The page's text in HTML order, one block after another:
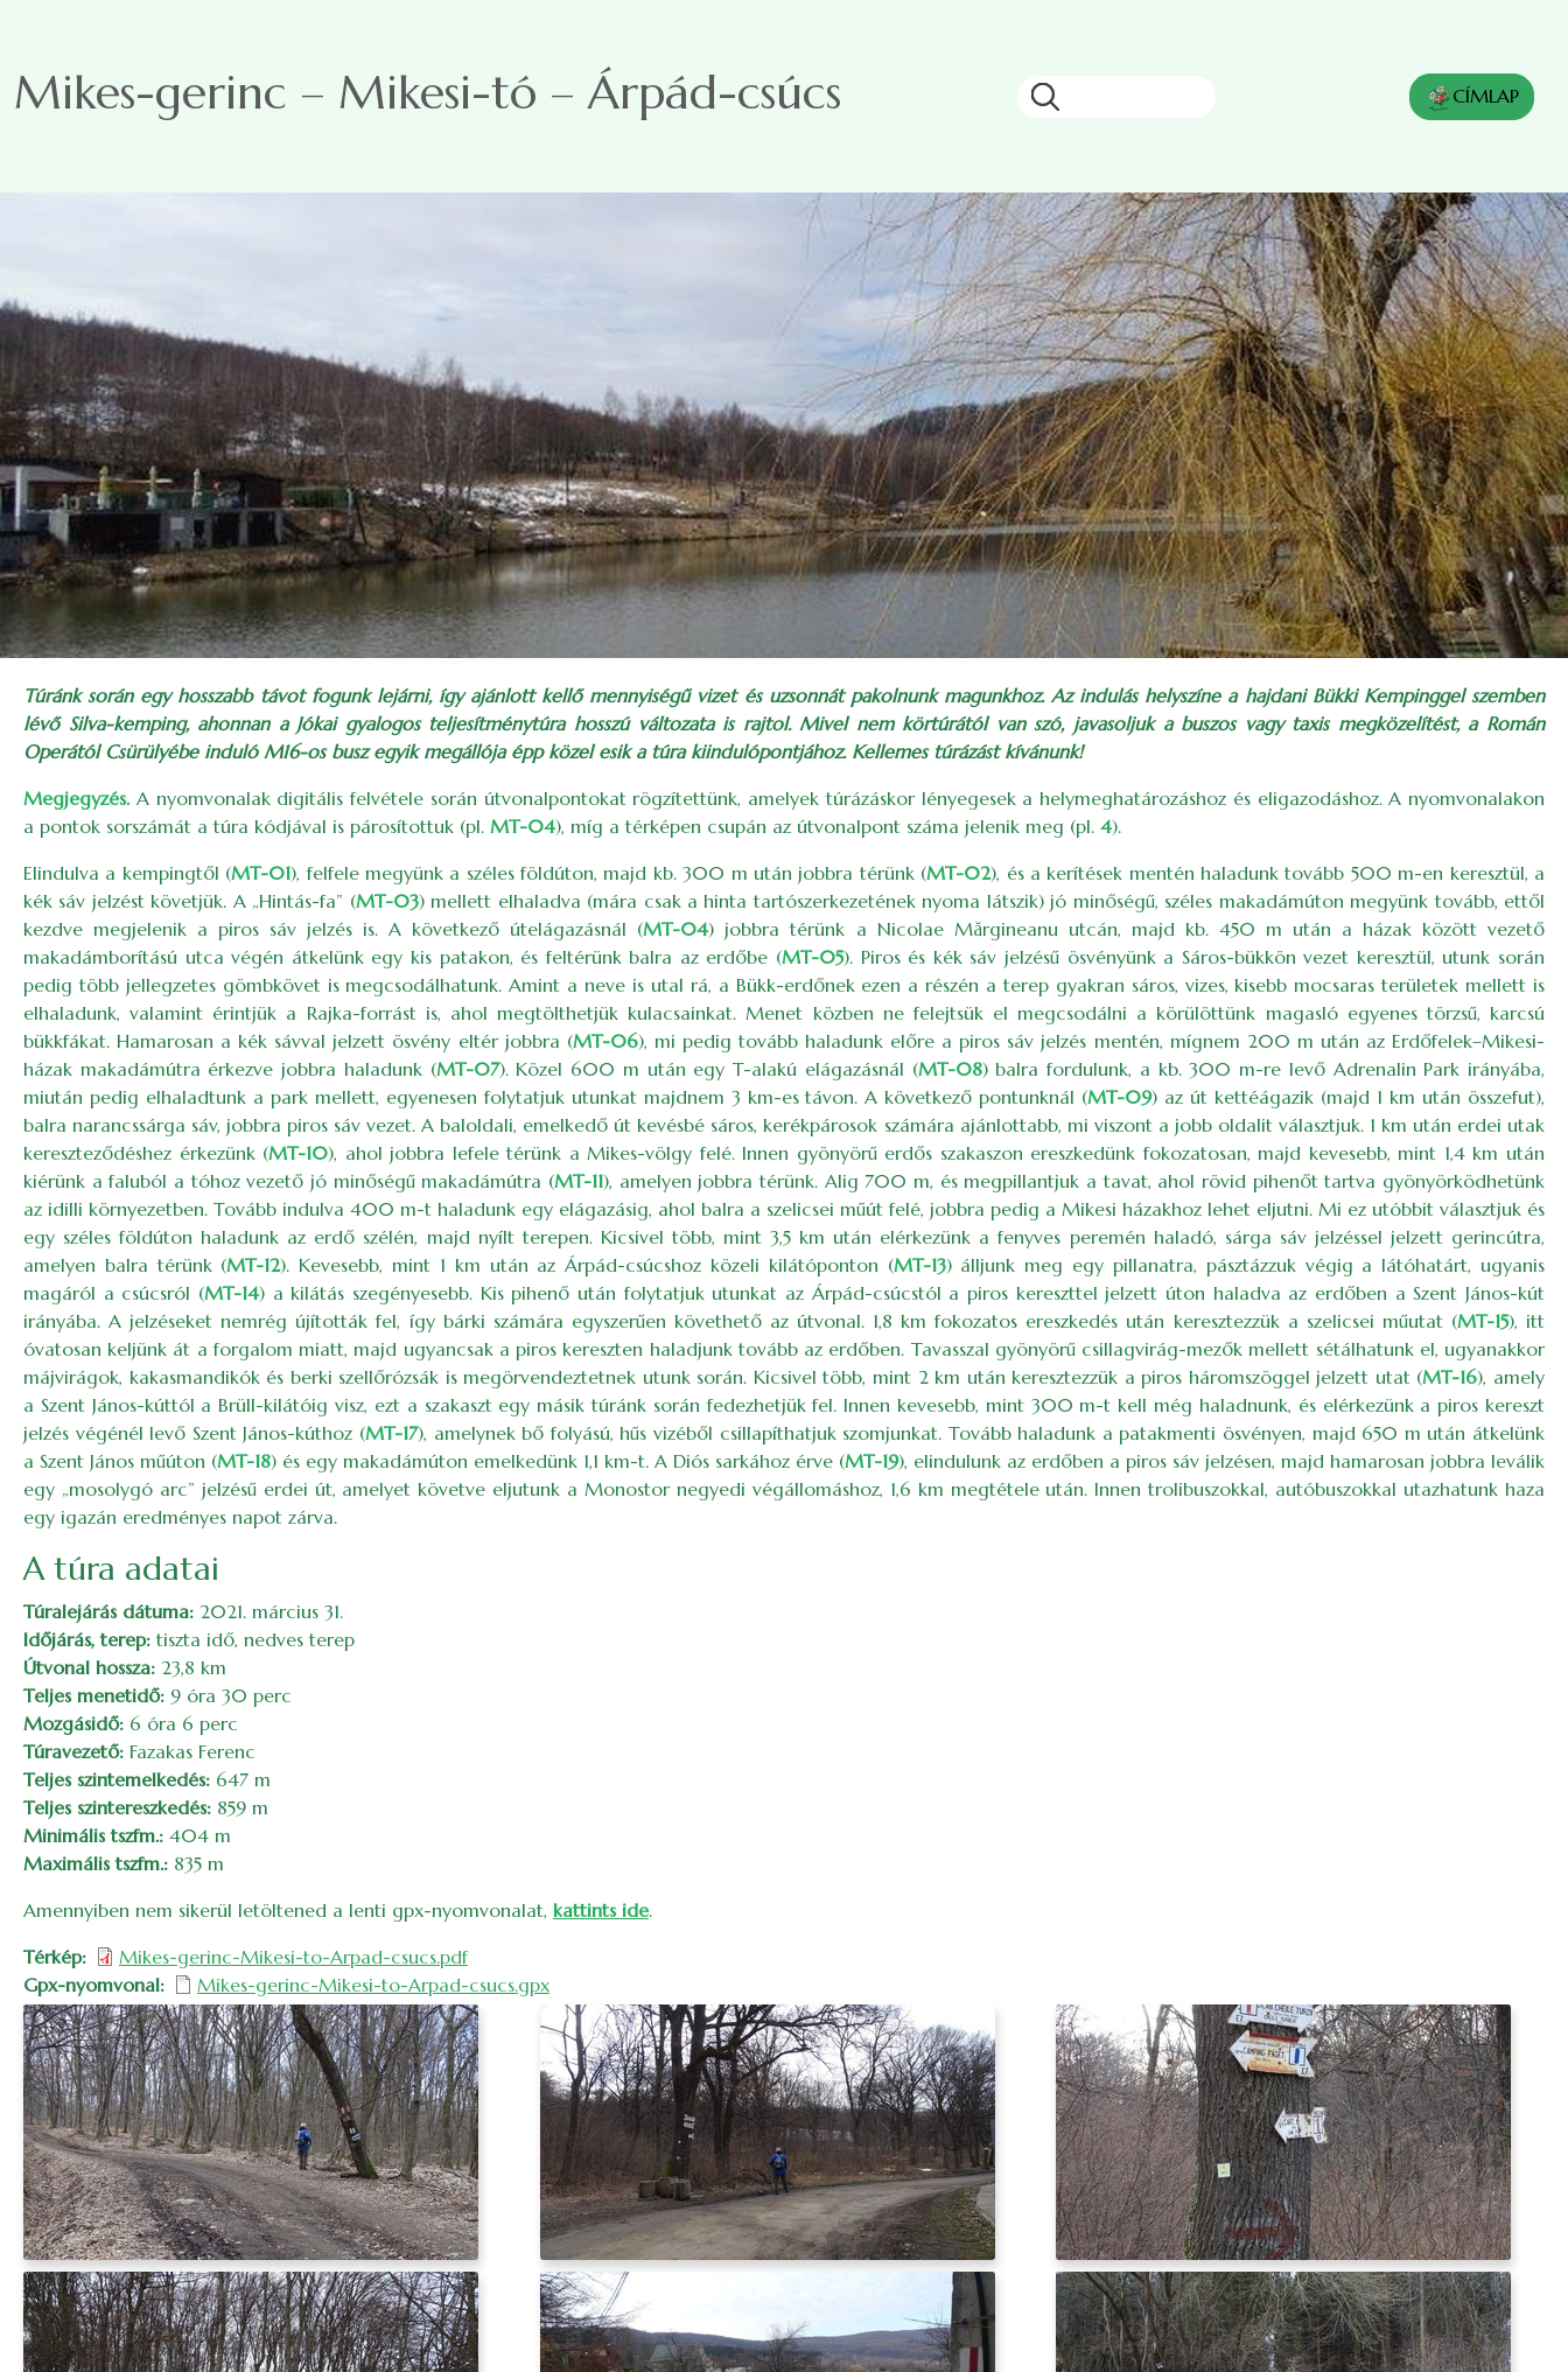
Mikes-gerinc – Mikesi-tó – Árpád-csúcs CÍMLAP
Túránk során egy hosszabb távot fogunk lejárni, így ajánlott kellő mennyiségű vizet és uzsonnát pakolnunk magunkhoz. Az indulás helyszíne a hajdani Bükki Kempinggel szemben
lévő Silva-kemping, ahonnan a Jókai gyalogos teljesítménytúra hosszú változata is rajtol. Mivel nem körtúrától van szó, javasoljuk a buszos vagy taxis megközelítést, a Román
Operától Csürülyébe induló M16-os busz egyik megállója épp közel esik a túra kiindulópontjához. Kellemes túrázást kívánunk!
Megjegyzés. A nyomvonalak digitális felvétele során útvonalpontokat rögzítettünk, amelyek túrázáskor lényegesek a helymeghatározáshoz és eligazodáshoz. A nyomvonalakon
a pontok sorszámát a túra kódjával is párosítottuk (pl. MT-04), míg a térképen csupán az útvonalpont száma jelenik meg (pl. 4).
Elindulva a kempingtől (MT-01), felfele megyünk a széles földúton, majd kb. 300 m után jobbra térünk (MT-02), és a kerítések mentén haladunk tovább 500 m-en keresztül, a
kék sáv jelzést követjük. A „Hintás-fa” (MT-03) mellett elhaladva (mára csak a hinta tartószerkezetének nyoma látszik) jó minőségű, széles makadámúton megyünk tovább, ettől
kezdve megjelenik a piros sáv jelzés is. A következő útelágazásnál (MT-04) jobbra térünk a Nicolae Mărgineanu utcán, majd kb. 450 m után a házak között vezető
makadámborítású utca végén átkelünk egy kis patakon, és feltérünk balra az erdőbe (MT-05). Piros és kék sáv jelzésű ösvényünk a Sáros-bükkön vezet keresztül, utunk során
pedig több jellegzetes gömbkövet is megcsodálhatunk. Amint a neve is utal rá, a Bükk-erdőnek ezen a részén a terep gyakran sáros, vizes, kisebb mocsaras területek mellett is
elhaladunk, valamint érintjük a Rajka-forrást is, ahol megtölthetjük kulacsainkat. Menet közben ne felejtsük el megcsodálni a körülöttünk magasló egyenes törzsű, karcsú
bükkfákat. Hamarosan a kék sávval jelzett ösvény eltér jobbra (MT-06), mi pedig tovább haladunk előre a piros sáv jelzés mentén, mígnem 200 m után az Erdőfelek–Mikesi-
házak makadámútra érkezve jobbra haladunk (MT-07). Közel 600 m után egy T-alakú elágazásnál (MT-08) balra fordulunk, a kb. 300 m-re levő Adrenalin Park irányába,
miután pedig elhaladtunk a park mellett, egyenesen folytatjuk utunkat majdnem 3 km-es távon. A következő pontunknál (MT-09) az út kettéágazik (majd 1 km után összefut),
balra narancssárga sáv, jobbra piros sáv vezet. A baloldali, emelkedő út kevésbé sáros, kerékpárosok számára ajánlottabb, mi viszont a jobb oldalit választjuk. 1 km után erdei utak
kereszteződéshez érkezünk (MT-10), ahol jobbra lefele térünk a Mikes-völgy felé. Innen gyönyörű erdős szakaszon ereszkedünk fokozatosan, majd kevesebb, mint 1,4 km után
kiérünk a faluból a tóhoz vezető jó minőségű makadámútra (MT-11), amelyen jobbra térünk. Alig 700 m, és megpillantjuk a tavat, ahol rövid pihenőt tartva gyönyörködhetünk
az idilli környezetben. Tovább indulva 400 m-t haladunk egy elágazásig, ahol balra a szelicsei műút felé, jobbra pedig a Mikesi házakhoz lehet eljutni. Mi ez utóbbit választjuk és
egy széles földúton haladunk az erdő szélén, majd nyílt terepen. Kicsivel több, mint 3,5 km után elérkezünk a fenyves peremén haladó, sárga sáv jelzéssel jelzett gerincútra,
amelyen balra térünk (MT-12). Kevesebb, mint 1 km után az Árpád-csúcshoz közeli kilátóponton (MT-13) álljunk meg egy pillanatra, pásztázzuk végig a látóhatárt, ugyanis
magáról a csúcsról (MT-14) a kilátás szegényesebb. Kis pihenő után folytatjuk utunkat az Árpád-csúcstól a piros kereszttel jelzett úton haladva az erdőben a Szent János-kút
irányába. A jelzéseket nemrég újították fel, így bárki számára egyszerűen követhető az útvonal. 1,8 km fokozatos ereszkedés után keresztezzük a szelicsei műutat (MT-15), itt
óvatosan keljünk át a forgalom miatt, majd ugyancsak a piros kereszten haladjunk tovább az erdőben. Tavasszal gyönyörű csillagvirág-mezők mellett sétálhatunk el, ugyanakkor
májvirágok, kakasmandikók és berki szellőrózsák is megörvendeztetnek utunk során. Kicsivel több, mint 2 km után keresztezzük a piros háromszöggel jelzett utat (MT-16), amely
a Szent János-kúttól a Brüll-kilátóig visz, ezt a szakaszt egy másik túránk során fedezhetjük fel. Innen kevesebb, mint 300 m-t kell még haladnunk, és elérkezünk a piros kereszt
jelzés végénél levő Szent János-kúthoz (MT-17), amelynek bő folyású, hűs vizéből csillapíthatjuk szomjunkat. Tovább haladunk a patakmenti ösvényen, majd 650 m után átkelünk
a Szent János műúton (MT-18) és egy makadámúton emelkedünk 1,1 km-t. A Diós sarkához érve (MT-19), elindulunk az erdőben a piros sáv jelzésen, majd hamarosan jobbra leválik
egy „mosolygó arc” jelzésű erdei út, amelyet követve eljutunk a Monostor negyedi végállomáshoz, 1,6 km megtétele után. Innen trolibuszokkal, autóbuszokkal utazhatunk haza
egy igazán eredményes napot zárva.
A túra adatai
Túralejárás dátuma: 2021. március 31.
Időjárás, terep: tiszta idő, nedves terep
Útvonal hossza: 23,8 km
Teljes menetidő: 9 óra 30 perc
Mozgásidő: 6 óra 6 perc
Túravezető: Fazakas Ferenc
Teljes szintemelkedés: 647 m
Teljes szintereszkedés: 859 m
Minimális tszfm.: 404 m
Maximális tszfm.: 835 m
Amennyiben nem sikerül letöltened a lenti gpx-nyomvonalat, kattints ide.
Térkép
Mikes-gerinc-Mikesi-to-Arpad-csucs.pdf
Gpx-nyomvonal
Mikes-gerinc-Mikesi-to-Arpad-csucs.gpx